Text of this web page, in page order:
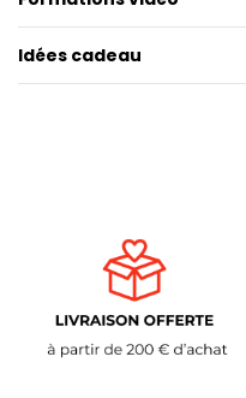
Idées cadeau